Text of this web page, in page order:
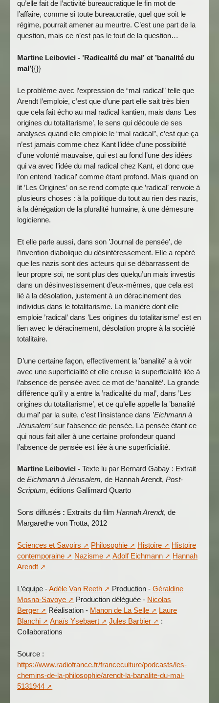
qu’elle fait de l’activité bureaucratique le fin mot de
l’affaire, comme si toute bureaucratie, quel que soit le
régime, pourrait amener au meurtre. C’est une part de la
question, mais ce n’est pas le tout de la question…
Martine Leibovici - ’Radicalité du mal’ et ’banalité du
mal’{{}}
Le problème avec l’expression de “mal radical” telle que
Arendt l’emploie, c’est que d’une part elle sait très bien
que cela fait écho au mal radical kantien, mais dans ’Les
origines du totalitarisme’, le sens qui découle de ses
analyses quand elle emploie le “mal radical”, c’est que ça
n’est jamais comme chez Kant l’idée d’une possibilité
d’une volonté mauvaise, qui est au fond l’une des idées
qui va avec l’idée du mal radical chez Kant, et donc que
l’on entend ’radical’ comme étant profond. Mais quand on
lit ’Les Origines’ on se rend compte que ’radical’ renvoie à
plusieurs choses : à la politique du tout au rien des nazis,
à la dénégation de la pluralité humaine, à une démesure
logicienne.
Et elle parle aussi, dans son ’Journal de pensée’, de
l’invention diabolique du désintéressement. Elle a repéré
que les nazis sont des acteurs qui se débarrassent de
leur propre soi, ne sont plus des quelqu’un mais investis
dans un désinvestissement d’eux-mêmes, que cela est
lié à la désolation, justement à un déracinement des
individus dans le totalitarisme. La manière dont elle
emploie ’radical’ dans ’Les origines du totalitarisme’ est en
lien avec le déracinement, désolation propre à la société
totalitaire.
D’une certaine façon, effectivement la ’banalité’ a à voir
avec une superficialité et elle creuse la superficialité liée à
l’absence de pensée avec ce mot de ’banalité’. La grande
différence qu’il y a entre la ’radicalité du mal’, dans ’Les
origines du totalitarisme’, et ce qu’elle appelle la ’banalité
du mal’ par la suite, c’est l’insistance dans ’Eichmann à
Jérusalem’sur l’absence de pensée. La pensée étant ce
qui nous fait aller à une certaine profondeur quand
l’absence de pensée est liée à une superficialité.
Martine Leibovici -Texte lu par Bernard Gabay : Extrait
deEichmann à Jérusalem, de Hannah Arendt,Post-
Scriptum, éditions Gallimard Quarto
Sons diffusés : Extraits du filmHannah Arendt, de
Margarethe von Trotta, 2012
Sciences et Savoirs Philosophie Histoire
Histoire
contemporaine
Nazisme Adolf Eichmann
Hannah
Arendt
L’équipe -Adèle Van Reeth Production -Géraldine
Mosna-Savoye
Production déléguée - Nicolas
Berger
Réalisation - Manon de La Selle
Laure
Blanchi
Anaïs Ysebaert Jules Barbier
:
Collaborations
Source :
https://www.radiofrance.fr/franceculture/podcasts/les-
chemins-de-la-philosophie/arendt-la-banalite-du-mal-
5131944